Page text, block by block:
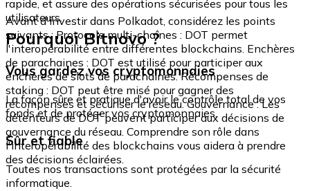
rapide, et assure des opérations sécurisées pour tous les
utilisateurs.
Avant d'investir dans Polkadot, considérez les points
suivants : Protocole multi-chaînes : DOT permet
l'interopérabilité entre différentes blockchains. Enchères
de parachaines : DOT est utilisé pour participer aux
enchères de slots de parachaines. Récompenses de
staking : DOT peut être misé pour gagner des
récompenses et sécuriser le réseau. Gouvernance : Les
détenteurs de DOT peuvent participer aux décisions de
gouvernance du réseau. Comprendre son rôle dans
l'interopérabilité des blockchains vous aidera à prendre
des décisions éclairées.
Pourquoi Bitnovo ?
Vous gardez vos cryptomonnaies
La façon sûre et pratique d'avoir le contrôle total de vos
fonds et de protéger vos cryptomonnaies.
Sûr et fiable
Toutes nos transactions sont protégées par la sécurité
informatique.